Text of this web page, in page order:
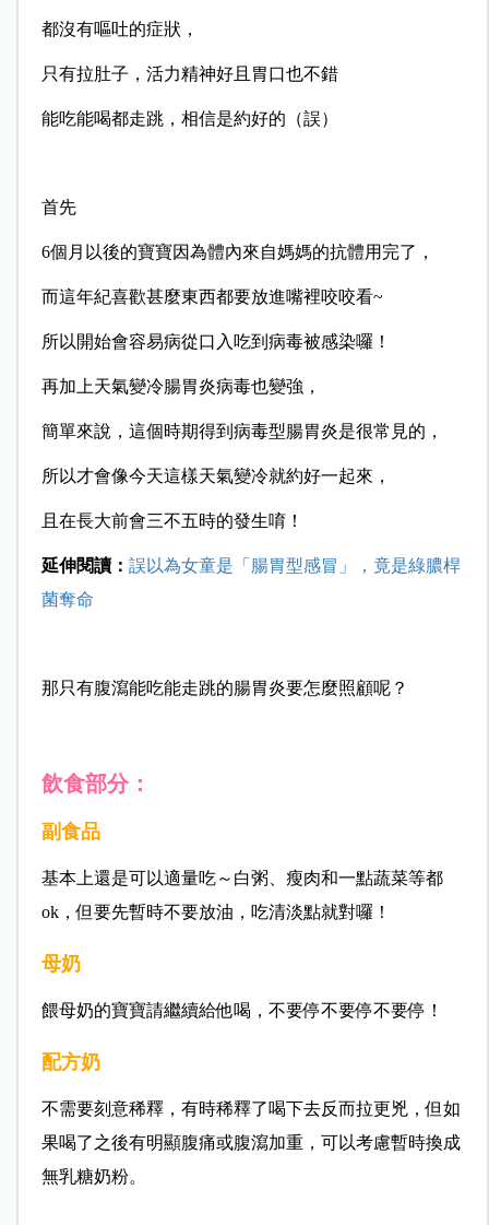
都沒有嘔吐的症狀，
只有拉肚子，活力精神好且胃口也不錯
能吃能喝都走跳，相信是約好的（誤）
首先
6個月以後的寶寶因為體內來自媽媽的抗體用完了，
而這年紀喜歡甚麼東西都要放進嘴裡咬咬看~
所以開始會容易病從口入吃到病毒被感染囉！
再加上天氣變冷腸胃炎病毒也變強，
簡單來說，這個時期得到病毒型腸胃炎是很常見的，
所以才會像今天這樣天氣變冷就約好一起來，
且在長大前會三不五時的發生唷！
延伸閱讀： 誤以為女童是「腸胃型感冒」，竟是綠膿桿
菌奪命
那只有腹瀉能吃能走跳的腸胃炎要怎麼照顧呢？
飲食部分：
副食品
基本上還是可以適量吃～ 白粥、瘦肉和一點蔬菜等都
ok，但要先暫時不要放油，吃清淡點就對囉！
母奶
餵母奶的寶寶請繼續給他喝，不要停不要停不要停！
配方奶
不需要刻意稀釋，有時稀釋了喝下去反而拉更兇，但如
果喝了之後有明顯腹痛或腹瀉加重，可以考慮暫時換成
無乳糖奶粉。